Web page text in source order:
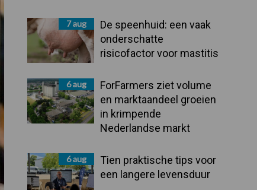
7 aug
De speenhuid: een vaak
onderschatte
risicofactor voor mastitis
6 aug
ForFarmers ziet volume
en marktaandeel groeien
in krimpende
Nederlandse markt
6 aug
Tien praktische tips voor
een langere levensduur